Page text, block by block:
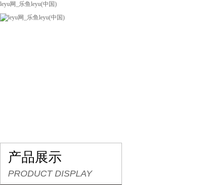
leyu网_乐鱼leyu(中国)
产品展示
PRODUCT DISPLAY